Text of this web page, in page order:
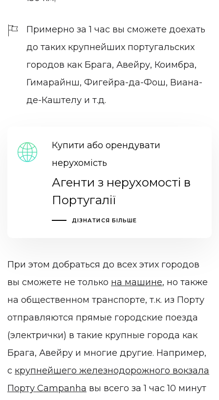
Примерно за 1 час вы сможете доехать
до таких крупнейших португальских
городов как Брага, Авейру, Коимбра,
Гимарайнш, Фигейра-да-Фош, Виана-
де-Каштелу и т.д.
Купити або орендувати
нерухомість
Агенти з нерухомості в
Португалії
ДІЗНАТИСЯ БІЛЬШЕ
При этом добраться до всех этих городов
вы сможете не только на машине, но также
на общественном транспорте, т.к. из Порту
отправляются прямые городские поезда
(электрички) в такие крупные города как
Брага, Авейру и многие другие. Например,
с крупнейшего железнодорожного вокзала
Порту Campanha вы всего за 1 час 10 минут